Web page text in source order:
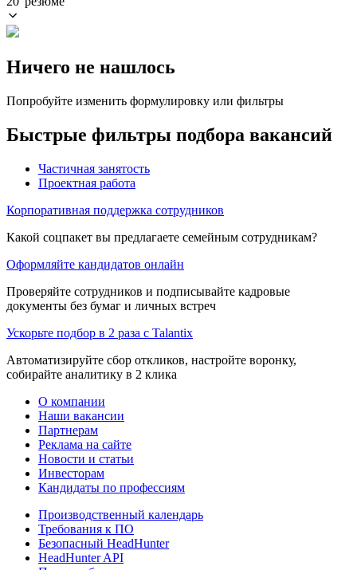
Ничего не нашлось
Попробуйте изменить формулировку или фильтры
Быстрые фильтры подбора вакансий
Частичная занятость
Проектная работа
Корпоративная поддержка сотрудников
Какой соцпакет вы предлагаете семейным сотрудникам?
Оформляйте кандидатов онлайн
Проверяйте сотрудников и подписывайте кадровые
документы без бумаг и личных встреч
Ускорьте подбор в 2 раза с Talantix
Автоматизируйте сбор откликов, настройте воронку,
собирайте аналитику в 2 клика
О компании
Наши вакансии
Партнерам
Реклама на сайте
Новости и статьи
Инвесторам
Кандидаты по профессиям
Производственный календарь
Требования к ПО
Безопасный HeadHunter
HeadHunter API